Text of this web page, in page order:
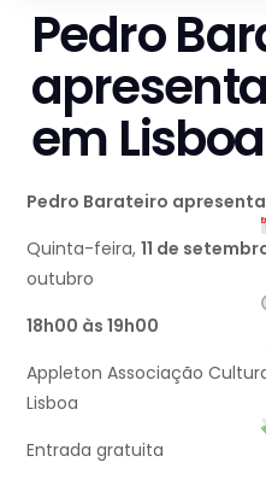
Pedro
em Lisboa
Pedro Barateiro apresenta
Quinta-feira, 11 de
outubro
18h00 às 19h00
Appleton Associação
Lisboa
Entrada gratuita